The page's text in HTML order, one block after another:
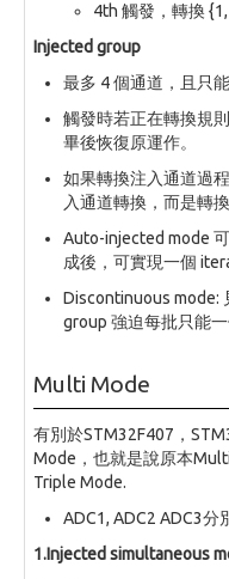
4th 觸發，轉換 {1,
Injected group
最多 4 個通道，且只
觸發時若正在轉換規
畢後恢復原運作。
如果轉換注入通道過
入通道轉換，而是轉
Auto-injected mode
成後，可實現一個
Discontinuous mode:
group 強迫每批只能一
Multi Mode
有別於STM32F407，
Mode，也就是說原本
Triple Mode.
ADC1, ADC2 ADC3分
1.Injected simultaneous